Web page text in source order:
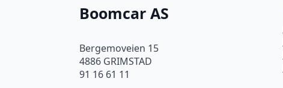
Boomcar AS
Bergemoveien 15
4886 GRIMSTAD
91 16 61 11